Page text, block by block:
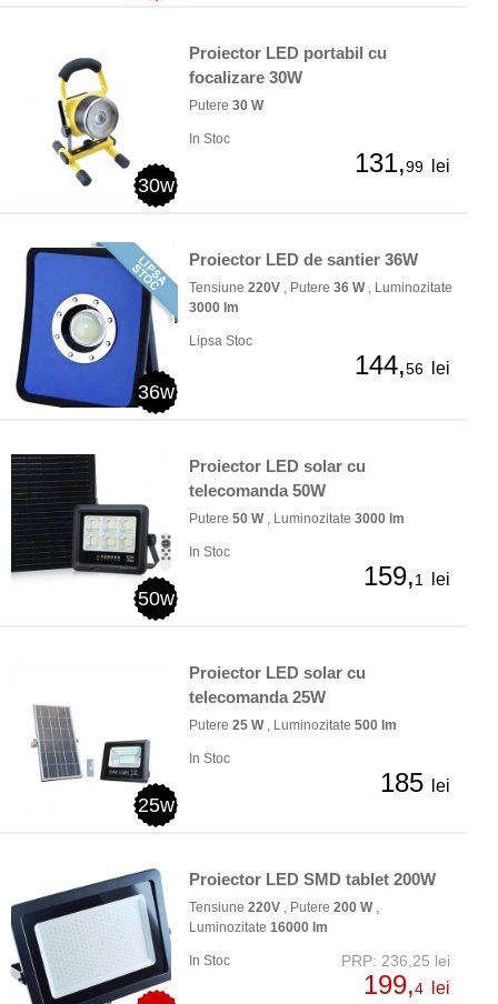
30w
Proiector LED portabil cu
focalizare 30W
Putere 30 W
In Stoc
131,99 lei
36w
Proiector LED de santier 36W
Tensiune 220V , Putere 36 W, Luminozitate
3000 lm
Lipsa Stoc
144,56 lei
50w
Proiector LED solar cu
telecomanda 50W
Putere 50 W, Luminozitate 3000 lm
In Stoc
159,1 lei
25w
Proiector LED solar cu
telecomanda 25W
Putere 25 W, Luminozitate 500 lm
In Stoc
185 lei
Proiector LED SMD tablet 200W
Tensiune 220V , Putere 200 W,
Luminozitate 16000 lm
In Stoc PRP: 236,25 lei
199,4 lei